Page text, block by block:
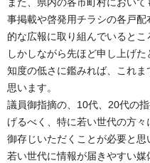
事掲載や啓発用チラシの各戸
的な広報に取り組んでいるとこ
しかしながら先ほど申し上げ
知度の低さに鑑みれば、これ
思います。
議員御指摘の、10代、20代の
げるべく、特に若い世代の方
御存じいただくことが必要と
若い世代に情報が届きやすい